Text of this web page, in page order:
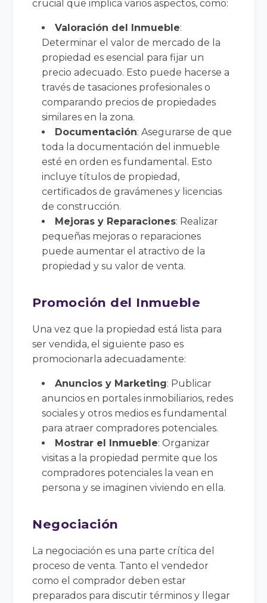
crucial que implica varios aspectos, como:
Valoración del Inmueble:
Determinar el valor de mercado de la
propiedad es esencial para fijar un
precio adecuado. Esto puede hacerse a
través de tasaciones profesionales o
comparando precios de propiedades
similares en la zona.
Documentación: Asegurarse de que
toda la documentación del inmueble
esté en orden es fundamental. Esto
incluye títulos de propiedad,
certificados de gravámenes y licencias
de construcción.
Mejoras y Reparaciones: Realizar
pequeñas mejoras o reparaciones
puede aumentar el atractivo de la
propiedad y su valor de venta.
Promoción del Inmueble
Una vez que la propiedad está lista para
ser vendida, el siguiente paso es
promocionarla adecuadamente:
Anuncios y Marketing: Publicar
anuncios en portales inmobiliarios, redes
sociales y otros medios es fundamental
para atraer compradores potenciales.
Mostrar el Inmueble: Organizar
visitas a la propiedad permite que los
compradores potenciales la vean en
persona y se imaginen viviendo en ella.
Negociación
La negociación es una parte crítica del
proceso de venta. Tanto el vendedor
como el comprador deben estar
preparados para discutir términos y llegar